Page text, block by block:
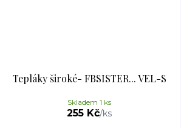
Tepláky široké- FBSISTER... VEL-S
255 Kč/ks
Skladem 1 ks